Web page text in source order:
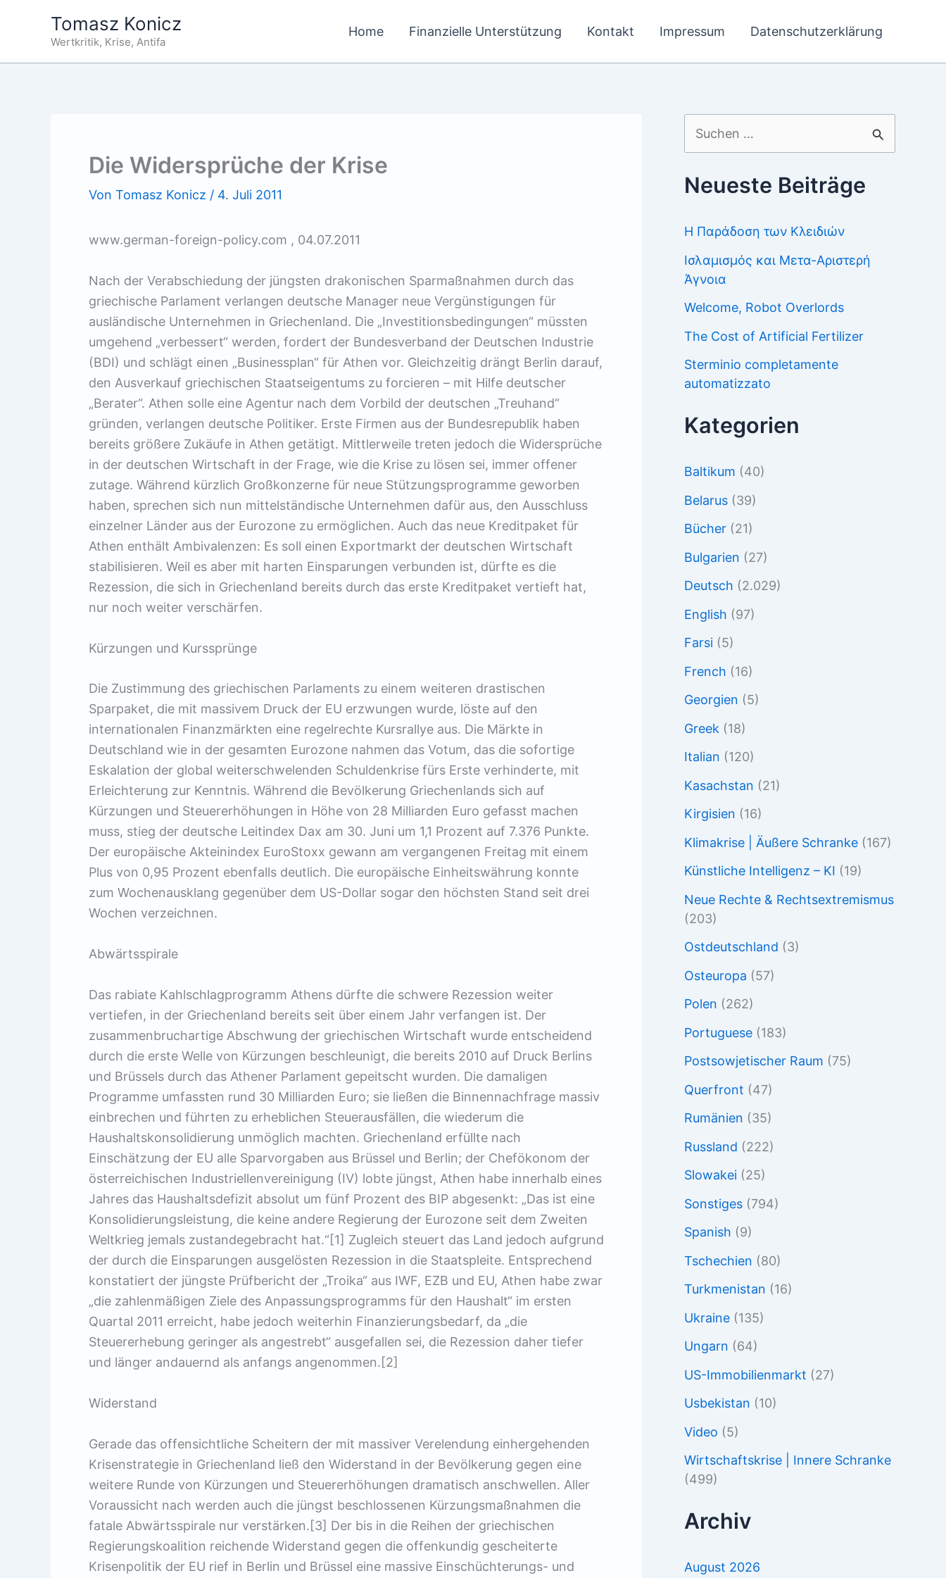
Tomasz Konicz
Wertkritik, Krise, Antifa
Home Finanzielle Unterstützung Kontakt Impressum Datenschutzerklärung
Die Widersprüche der Krise
Von Tomasz Konicz / 4. Juli 2011
www.german-foreign-policy.com , 04.07.2011
Nach der Verabschiedung der jüngsten drakonischen Sparmaßnahmen durch das
griechische Parlament verlangen deutsche Manager neue Vergünstigungen für
ausländische Unternehmen in Griechenland. Die „Investitionsbedingungen“ müssten
umgehend „verbessert“ werden, fordert der Bundesverband der Deutschen Industrie
(BDI) und schlägt einen „Businessplan“ für Athen vor. Gleichzeitig drängt Berlin darauf,
den Ausverkauf griechischen Staatseigentums zu forcieren – mit Hilfe deutscher
„Berater“. Athen solle eine Agentur nach dem Vorbild der deutschen „Treuhand“
gründen, verlangen deutsche Politiker. Erste Firmen aus der Bundesrepublik haben
bereits größere Zukäufe in Athen getätigt. Mittlerweile treten jedoch die Widersprüche
in der deutschen Wirtschaft in der Frage, wie die Krise zu lösen sei, immer offener
zutage. Während kürzlich Großkonzerne für neue Stützungsprogramme geworben
haben, sprechen sich nun mittelständische Unternehmen dafür aus, den Ausschluss
einzelner Länder aus der Eurozone zu ermöglichen. Auch das neue Kreditpaket für
Athen enthält Ambivalenzen: Es soll einen Exportmarkt der deutschen Wirtschaft
stabilisieren. Weil es aber mit harten Einsparungen verbunden ist, dürfte es die
Rezession, die sich in Griechenland bereits durch das erste Kreditpaket vertieft hat,
nur noch weiter verschärfen.
Kürzungen und Kurssprünge
Die Zustimmung des griechischen Parlaments zu einem weiteren drastischen
Sparpaket, die mit massivem Druck der EU erzwungen wurde, löste auf den
internationalen Finanzmärkten eine regelrechte Kursrallye aus. Die Märkte in
Deutschland wie in der gesamten Eurozone nahmen das Votum, das die sofortige
Eskalation der global weiterschwelenden Schuldenkrise fürs Erste verhinderte, mit
Erleichterung zur Kenntnis. Während die Bevölkerung Griechenlands sich auf
Kürzungen und Steuererhöhungen in Höhe von 28 Milliarden Euro gefasst machen
muss, stieg der deutsche Leitindex Dax am 30. Juni um 1,1 Prozent auf 7.376 Punkte.
Der europäische Akteinindex EuroStoxx gewann am vergangenen Freitag mit einem
Plus von 0,95 Prozent ebenfalls deutlich. Die europäische Einheitswährung konnte
zum Wochenausklang gegenüber dem US-Dollar sogar den höchsten Stand seit drei
Wochen verzeichnen.
Abwärtsspirale
Das rabiate Kahlschlagprogramm Athens dürfte die schwere Rezession weiter
vertiefen, in der Griechenland bereits seit über einem Jahr verfangen ist. Der
zusammenbruchartige Abschwung der griechischen Wirtschaft wurde entscheidend
durch die erste Welle von Kürzungen beschleunigt, die bereits 2010 auf Druck Berlins
und Brüssels durch das Athener Parlament gepeitscht wurden. Die damaligen
Programme umfassten rund 30 Milliarden Euro; sie ließen die Binnennachfrage massiv
einbrechen und führten zu erheblichen Steuerausfällen, die wiederum die
Haushaltskonsolidierung unmöglich machten. Griechenland erfüllte nach
Einschätzung der EU alle Sparvorgaben aus Brüssel und Berlin; der Chefökonom der
österreichischen Industriellenvereinigung (IV) lobte jüngst, Athen habe innerhalb eines
Jahres das Haushaltsdefizit absolut um fünf Prozent des BIP abgesenkt: „Das ist eine
Konsolidierungsleistung, die keine andere Regierung der Eurozone seit dem Zweiten
Weltkrieg jemals zustandegebracht hat.“[1] Zugleich steuert das Land jedoch aufgrund
der durch die Einsparungen ausgelösten Rezession in die Staatspleite. Entsprechend
konstatiert der jüngste Prüfbericht der „Troika“ aus IWF, EZB und EU, Athen habe zwar
„die zahlenmäßigen Ziele des Anpassungsprogramms für den Haushalt“ im ersten
Quartal 2011 erreicht, habe jedoch weiterhin Finanzierungsbedarf, da „die
Steuererhebung geringer als angestrebt“ ausgefallen sei, die Rezession daher tiefer
und länger andauernd als anfangs angenommen.[2]
Widerstand
Gerade das offensichtliche Scheitern der mit massiver Verelendung einhergehenden
Krisenstrategie in Griechenland ließ den Widerstand in der Bevölkerung gegen eine
weitere Runde von Kürzungen und Steuererhöhungen dramatisch anschwellen. Aller
Voraussicht nach werden auch die jüngst beschlossenen Kürzungsmaßnahmen die
fatale Abwärtsspirale nur verstärken.[3] Der bis in die Reihen der griechischen
Regierungskoalition reichende Widerstand gegen die offenkundig gescheiterte
Krisenpolitik der EU rief in Berlin und Brüssel eine massive Einschüchterungs- und
Suchen
nach:
Neueste Beiträge
Η Παράδοση των Κλειδιών
Ισλαμισμός και Μετα-Αριστερή
Άγνοια
Welcome, Robot Overlords
The Cost of Artificial Fertilizer
Sterminio completamente
automatizzato
Kategorien
Baltikum (40)
Belarus (39)
Bücher (21)
Bulgarien (27)
Deutsch (2.029)
English (97)
Farsi (5)
French (16)
Georgien (5)
Greek (18)
Italian (120)
Kasachstan (21)
Kirgisien (16)
Klimakrise | Äußere Schranke (167)
Künstliche Intelligenz – KI (19)
Neue Rechte & Rechtsextremismus
(203)
Ostdeutschland (3)
Osteuropa (57)
Polen (262)
Portuguese (183)
Postsowjetischer Raum (75)
Querfront (47)
Rumänien (35)
Russland (222)
Slowakei (25)
Sonstiges (794)
Spanish (9)
Tschechien (80)
Turkmenistan (16)
Ukraine (135)
Ungarn (64)
US-Immobilienmarkt (27)
Usbekistan (10)
Video (5)
Wirtschaftskrise | Innere Schranke
(499)
Archiv
August 2026